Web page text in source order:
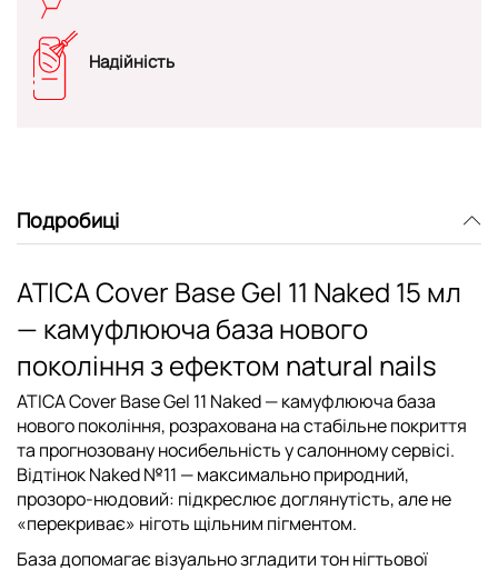
Надійність
Подробиці
ATICA Cover Base Gel 11 Naked 15 мл
— камуфлююча база нового
покоління з ефектом natural nails
ATICA Cover Base Gel 11 Naked— камуфлююча база
нового покоління, розрахована на стабільне покриття
та прогнозовану носибельність у салонному сервісі.
Відтінок Naked №11 — максимально природний,
прозоро-нюдовий: підкреслює доглянутість, але не
«перекриває» ніготь щільним пігментом.
База допомагає візуально згладити тон нігтьової